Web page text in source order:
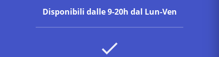
Disponibili dalle 9-20h dal Lun-Ven